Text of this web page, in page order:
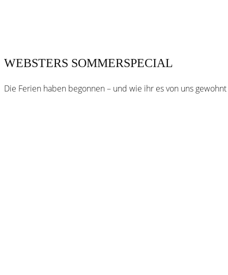
WEBSTERS SOMMERSPECIAL
Die Ferien haben begonnen – und wie ihr es von uns